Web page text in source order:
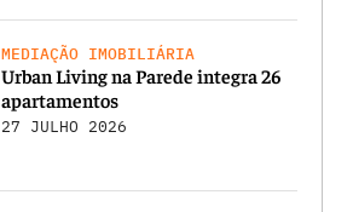
MEDIAÇÃO IMOBILIÁRIA
Urban Living na Parede integra 26
apartamentos
27 JULHO 2026